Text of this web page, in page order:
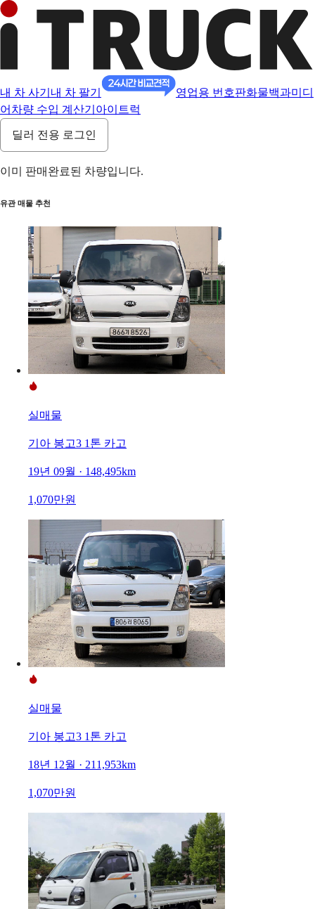
내 차 사기 내 차 팔기 영업용 번호판화물백과미디
어 차량 수입 계산기 아이트럭
딜러 전용 로그인
이미 판매완료된 차량입니다.
유관 매물 추천
실매물
기아 봉고3 1톤 카고
19년 09월 · 148,495km
1,070만원
실매물
기아 봉고3 1톤 카고
18년 12월 · 211,953km
1,070만원